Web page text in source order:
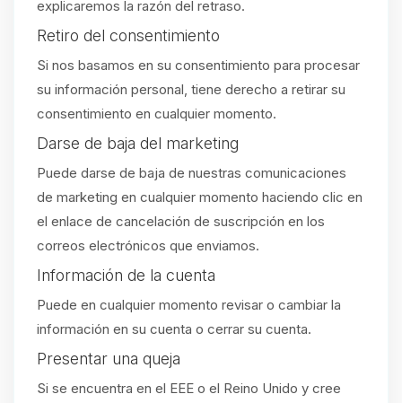
explicaremos la razón del retraso.
Retiro del consentimiento
Si nos basamos en su consentimiento para procesar
su información personal, tiene derecho a retirar su
consentimiento en cualquier momento.
Darse de baja del marketing
Puede darse de baja de nuestras comunicaciones
de marketing en cualquier momento haciendo clic en
el enlace de cancelación de suscripción en los
correos electrónicos que enviamos.
Información de la cuenta
Puede en cualquier momento revisar o cambiar la
información en su cuenta o cerrar su cuenta.
Presentar una queja
Si se encuentra en el EEE o el Reino Unido y cree